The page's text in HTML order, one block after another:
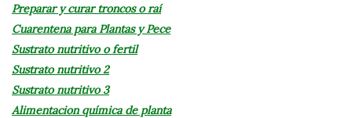
Preparar y curar troncos o raí
Cuarentena para Plantas y Pece
Sustrato nutritivo o fertil
Sustrato nutritivo 2
Sustrato nutritivo 3
Alimentacion química de planta